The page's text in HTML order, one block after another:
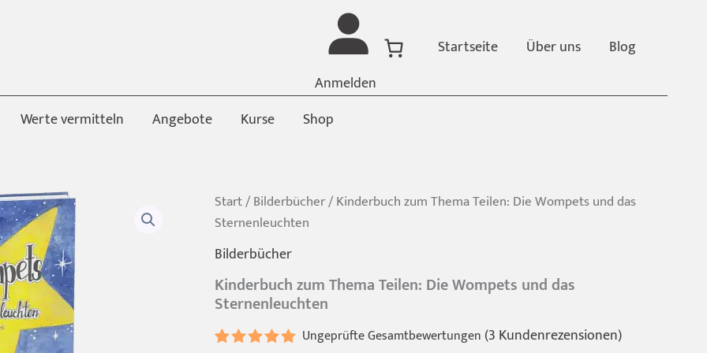
Anmelden
Startseite Über uns Blog
Werte vermitteln Angebote Kurse Shop
Start/Bilderbücher/ Kinderbuch zum Thema Teilen: Die Wompets und das
Sternenleuchten
Bilderbücher
Kinderbuch zum Thema Teilen: Die Wompets und das
Sternenleuchten
Ungeprüfte Gesamtbewertungen (3 Kundenrezensionen)